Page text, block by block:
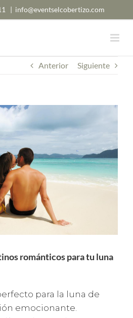
| info@eventselcobertizo.com
Anterior Siguiente
románticos para tu luna
para la luna de
emocionante.